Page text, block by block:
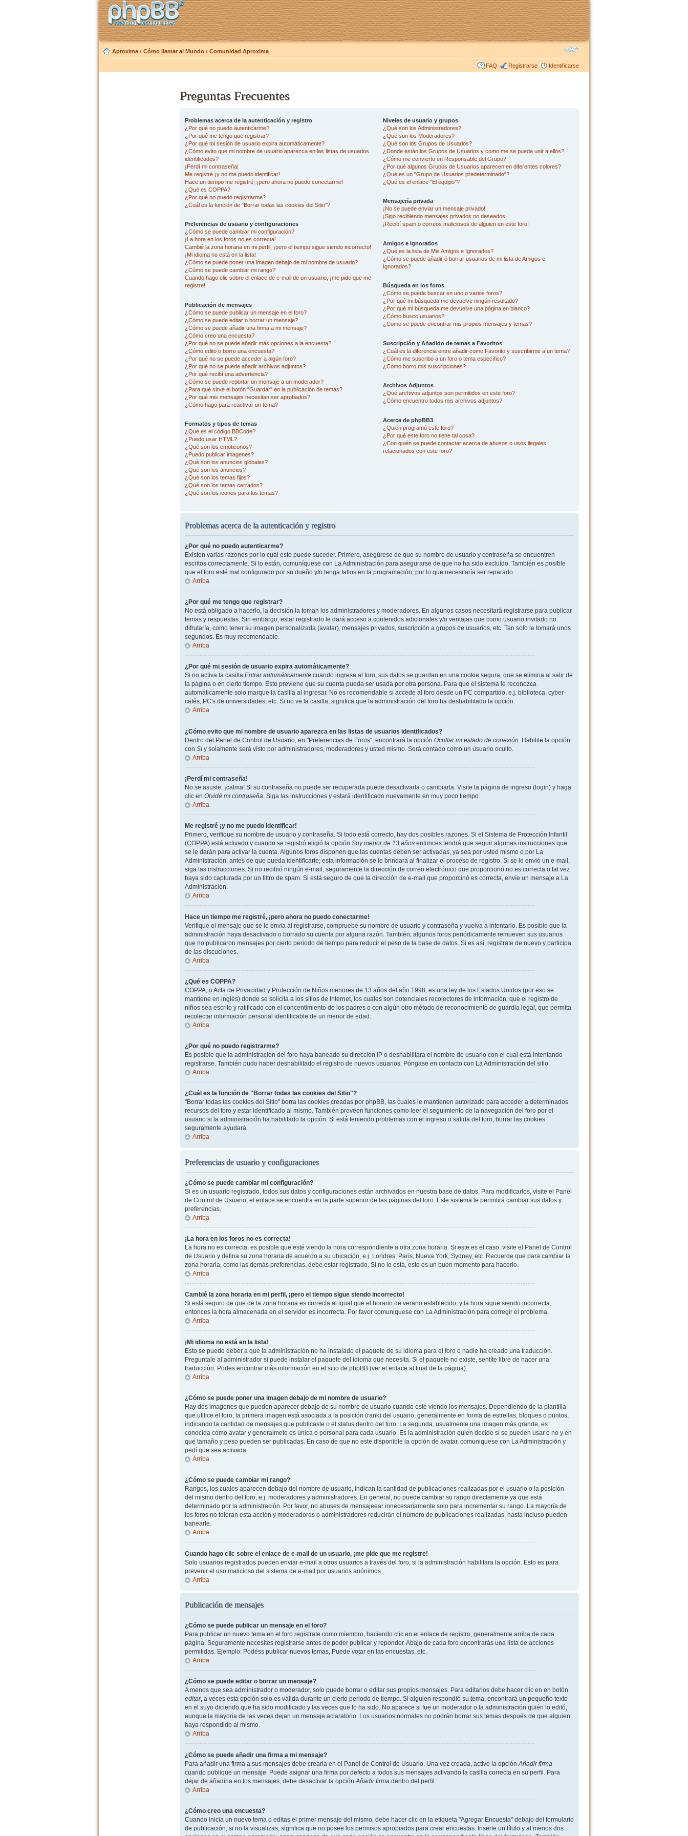
Aproxima ‹ Cómo llamar al Mundo ‹ Comunidad Aproxima
FAQ Registrarse Identificarse
Preguntas Frecuentes
Problemas acerca de la autenticación y registro
¿Por qué no puedo autenticarme?
¿Por qué me tengo que registrar?
¿Por qué mi sesión de usuario expira automáticamente?
¿Cómo evito que mi nombre de usuario aparezca en las listas de usuarios
identificados?
¡Perdí mi contraseña!
Me registré ¡y no me puedo identificar!
Hace un tiempo me registré, ¡pero ahora no puedo conectarme!
¿Qué es COPPA?
¿Por qué no puedo registrarme?
¿Cuál es la función de "Borrar todas las cookies del Sitio"?
Preferencias de usuario y configuraciones
¿Cómo se puede cambiar mi configuración?
¡La hora en los foros no es correcta!
Cambié la zona horaria en mi perfil, ¡pero el tiempo sigue siendo incorrecto!
¡Mi idioma no está en la lista!
¿Cómo se puede poner una imagen debajo de mi nombre de usuario?
¿Cómo se puede cambiar mi rango?
Cuando hago clic sobre el enlace de e-mail de un usuario, ¡me pide que me
registre!
Publicación de mensajes
¿Cómo se puede publicar un mensaje en el foro?
¿Cómo se puede editar o borrar un mensaje?
¿Cómo se puede añadir una firma a mi mensaje?
¿Cómo creo una encuesta?
¿Por qué no se puede añadir más opciones a la encuesta?
¿Cómo edito o borro una encuesta?
¿Por qué no se puede acceder a algún foro?
¿Por qué no se puede añadir archivos adjuntos?
¿Por qué recibí una advertencia?
¿Cómo se puede reportar un mensaje a un moderador?
¿Para qué sirve el botón "Guardar" en la publicación de temas?
¿Por qué mis mensajes necesitan ser aprobados?
¿Cómo hago para reactivar un tema?
Formatos y tipos de temas
¿Qué es el código BBCode?
¿Puedo usar HTML?
¿Qué son los emoticonos?
¿Puedo publicar imagenes?
¿Qué son los anuncios globales?
¿Qué son los anuncios?
¿Qué son los temas fijos?
¿Qué son los temas cerrados?
¿Qué son los iconos para los temas?
Niveles de usuario y grupos
¿Qué son los Administradores?
¿Qué son los Moderadores?
¿Qué son los Grupos de Usuarios?
¿Donde están los Grupos de Usuarios y como me se puede unir a ellos?
¿Cómo me convierto en Responsable del Grupo?
¿Por qué algunos Grupos de Usuarios aparecen en diferentes colores?
¿Qué es un "Grupo de Usuarios predeterminado"?
¿Qué es el enlace "El equipo"?
Mensajería privada
¡No se puede enviar un mensaje privado!
¡Sigo recibiendo mensajes privados no deseados!
¡Recibí spam o correos maliciosos de alguien en este foro!
Amigos e Ignorados
¿Qué es la lista de Mis Amigos e Ignorados?
¿Cómo se puede añadir ó borrar usuarios de mi lista de Amigos e
Ignorados?
Búsqueda en los foros
¿Cómo se puede buscar en uno o varios foros?
¿Por qué mi búsqueda me devuelve ningún resultado?
¿Por qué mi búsqueda me devuelve una página en blanco?
¿Cómo busco usuarios?
¿Como se puede encontrar mis propios mensajes y temas?
Suscripción y Añadido de temas a Favoritos
¿Cuál es la diferencia entre añadir como Favorito y suscribirme a un tema?
¿Cómo me suscribo a un foro o tema específico?
¿Cómo borro mis suscripciones?
Archivos Adjuntos
¿Qué archivos adjuntos son permitidos en este foro?
¿Cómo encuentro todos mis archivos adjuntos?
Acerca de phpBB3
¿Quién programó este foro?
¿Por qué este foro no tiene tal cosa?
¿Con quién se puede contactar acerca de abusos o usos ilegales
relacionados con este foro?
Problemas acerca de la autenticación y registro
¿Por qué no puedo autenticarme?
Existen varias razones por lo cuál esto puede suceder. Primero, asegúrese de que su nombre de usuario y contraseña se encuentren
escritos correctamente. Si lo están, comuníquese con La Administración para asegurarse de que no ha sido excluído. También es posible
que el foro esté mal configurado por su dueño y/o tenga fallos en la programación, por lo que necesitaría ser reparado.
Arriba
¿Por qué me tengo que registrar?
No está obligado a hacerlo, la decisión la toman los administradores y moderadores. En algunos casos necesitará registrarse para publicar
temas y respuestas. Sin embargo, estar registrado le dará acceso a contenidos adicionales y/o ventajas que como usuario invitado no
difrutaría, como tener su imagen personalizada (avatar), mensajes privados, suscripción a grupos de usuarios, etc. Tan solo le tomará unos
segundos. Es muy recomendable.
Arriba
¿Por qué mi sesión de usuario expira automáticamente?
Si no activa la casilla Entrar automáticamentecuando ingresa al foro, sus datos se guardan en una cookie segura, que se elimina al salir de
la página o en cierto tiempo. Esto previene que su cuenta pueda ser usada por otra persona. Para que el sistema le reconozca
automáticamente solo marque la casilla al ingresar. No es recomendable si accede al foro desde un PC compartido, e.j. biblioteca, cyber-
cafés, PC's de universidades, etc. Si no ve la casilla, significa que la administración del foro ha deshabilitado la opción.
Arriba
¿Cómo evito que mi nombre de usuario aparezca en las listas de usuarios identificados?
Dentro del Panel de Control de Usuario, en "Preferencias de Foros", encontrará la opción Ocultar mi estado de conexión . Habilite la opción
con SIy solamente será visto por administradores, moderadores y usted mismo. Será contado como un usuario oculto.
Arriba
¡Perdí mi contraseña!
No se asuste, ¡calma! Si su contraseña no puede ser recuperada puede desactivarla o cambiarla. Visite la página de ingreso (login) y haga
clic en Olvidé mi contraseña. Siga las instrucciones y estará identificado nuevamente en muy poco tiempo.
Arriba
Me registré ¡y no me puedo identificar!
Primero, verifique su nombre de usuario y contraseña. Si todo está correcto, hay dos posibles razones. Si el Sistema de Protección Infantil
(COPPA) está activado y cuando se registró eligió la opción Soy menor de 13 añosentonces tendrá que seguir algunas instrucciones que
se le darán para activar la cuenta. Algunos foros disponen que las cuentas deben ser activadas, ya sea por usted mismo o por La
Administración, antes de que pueda identificarte; esta información se le brindará al finalizar el proceso de registro. Si se le envió un e-mail,
siga las instrucciones. Si no recibió ningún e-mail, seguramente la dirección de correo electrónico que proporcionó no es correcta o tal vez
haya sido capturada por un filtro de spam. Si está seguro de que la dirección de e-mail que proporcinó es correcta, envíe un mensaje a La
Administración.
Arriba
Hace un tiempo me registré, ¡pero ahora no puedo conectarme!
Verifique el mensaje que se le envia al registrarse, compruebe su nombre de usuario y contraseña y vuelva a intentarlo. Es posible que la
administración haya desactivado o borrado su cuenta por alguna razón. También, algunos foros periódicamente remueven sus usuarios
que no publicaron mensajes por cierto periodo de tiempo para reducir el peso de la base de datos. Si es así, registrate de nuevo y participa
de las discuciones.
Arriba
¿Qué es COPPA?
COPPA, o Acta de Privacidad y Protección de Niños menores de 13 años del año 1998, es una ley de los Estados Unidos (por eso se
mantiene en inglés) donde se solicita a los sitios de Internet, los cuales son potenciales recolectores de información, que el registro de
niños sea escrito y ratificado con el concentimiento de los padres o con algún otro método de reconocimiento de guardia legal, que permita
recolectar información personal identificable de un menor de edad.
Arriba
¿Por qué no puedo registrarme?
Es posible que la administración del foro haya baneado su dirección IP o deshabilitara el nombre de usuario con el cual está intentando
registrarse. También pudo haber deshabilitado el registro de nuevos usuarios. Póngase en contacto con La Administración del sitio.
Arriba
¿Cuál es la función de "Borrar todas las cookies del Sitio"?
"Borrar todas las cookies del Sitio" borra las cookies creadas por phpBB, las cuales le mantienen autorizado para acceder a determinados
recursos del foro y estar identificado al mismo. También proveen funciones como leer el seguimiento de la navegación del foro por el
usuario si la administración ha habilitado la opción. Si está teniendo problemas con el ingreso o salida del foro, borrar las cookies
seguramente ayudará.
Arriba
Preferencias de usuario y configuraciones
¿Cómo se puede cambiar mi configuración?
Si es un usuario registrado, todos sus datos y configuraciones están archivados en nuestra base de datos. Para modificarlos, visite el Panel
de Control de Usuario; el enlace se encuentra en la parte superior de las páginas del foro. Este sistema le permitirá cambiar sus datos y
preferencias.
Arriba
¡La hora en los foros no es correcta!
La hora no es correcta, es posible que esté viendo la hora correspondiente a otra zona horaria. Si este es el caso, visite el Panel de Control
de Usuario y defina su zona horaria de acuerdo a su ubicación, e.j. Londres, París, Nueva York, Sydney, etc. Recuerde que para cambiar la
zona horaria, como las demás preferencias, debe estar registrado. Si no lo está, este es un buen momento para hacerlo.
Arriba
Cambié la zona horaria en mi perfil, ¡pero el tiempo sigue siendo incorrecto!
Si está seguro de que de la zona horaria es correcta al igual que el horario de verano establecido, y la hora sigue siendo incorrecta,
entonces la hora almacenada en el servidor es incorrecta. Por favor comuniquese con La Administración para corregir el problema.
Arriba
¡Mi idioma no está en la lista!
Esto se puede deber a que la administración no ha instalado el paquete de su idioma para el foro o nadie ha creado una traducción.
Preguntale al administrador si puede instalar el paquete del idioma que necesita. Si el paquete no existe, sentíte libre de hacer una
traducción. Podes encontrar más información en el sitio de phpBB (ver el enlace al final de la página).
Arriba
¿Cómo se puede poner una imagen debajo de mi nombre de usuario?
Hay dos imagenes que pueden aparecer debajo de su nombre de usuario cuando esté viendo los mensajes. Dependiendo de la plantilla
que utilice el foro, la primera imagen está asociada a la posición (rank) del usuario, generalmente en forma de estrellas, bloques o puntos,
indicando la cantidad de mensajes que publicaste o el status dentro del foro. La segunda, usualmente una imagen más grande, es
conocida como avatar y generalmete es única o personal para cada usuario. Es la administración quien decide si se pueden usar o no y en
que tamaño y peso pueden ser publicadas. En caso de que no este disponible la opción de avatar, comuniquese con La Administración y
pedí que sea activada.
Arriba
¿Cómo se puede cambiar mi rango?
Rangos, los cuales aparecen debajo del nombre de usuario, indican la cantidad de publicaciones realizadas por el usuario o la posición
del mismo dentro del foro, e.j. moderadores y administradores. En general, no puede cambiar su rango directamente ya que está
determinado por la administración. Por favor, no abuses de mensajeear innecesariamente solo para incrementar su rango. La mayoría de
los foros no toleran esta acción y moderadores o administradores reducirán el número de publicaciones realizadas, hasta incluso pueden
banearle.
Arriba
Cuando hago clic sobre el enlace de e-mail de un usuario, ¡me pide que me registre!
Solo usuarios registrados pueden enviar e-mail a otros usuarios a través del foro, si la administración habilitara la opción. Esto es para
prevenir el uso malicioso del sistema de e-mail por usuarios anónimos.
Arriba
Publicación de mensajes
¿Cómo se puede publicar un mensaje en el foro?
Para publicar un nuevo tema en el foro registrate como miembro, haciendo clic en el enlace de registro, generalmente arriba de cada
página. Seguramente necesites registrarse antes de poder publicar y reponder. Abajo de cada foro encontrarás una lista de acciones
permitidas. Ejemplo: Podéss publicar nuevos temas, Puede votar en las encuestas, etc.
Arriba
¿Cómo se puede editar o borrar un mensaje?
A menos que sea administrador o moderador, solo puede borrar o editar sus propios mensajes. Para editarlos debe hacer clic en en botón
editar, a veces esta opción solo es válida durante un cierto periodo de tiempo. Si alguien respondió su tema, encontrará un pequeño texto
en el suyo diciendo que ha sido modificado y las veces que lo ha sido. No aparece si fue un moderador o la administración quién lo editó,
aunque la mayoria de las veces dejan un mensaje aclaratorio. Los usuarios normales no podrán borrar sus temas después de que alguien
haya respondido al mismo.
Arriba
¿Cómo se puede añadir una firma a mi mensaje?
Para añadir una firma a sus mensajes debe crearla en el Panel de Control de Usuario. Una vez creada, active la opción Añadir firma
cuando publique un mensaje. Puede asignar una firma por defecto a todos sus mensajes activando la casilla correcta en su perfil. Para
dejar de añadirla en los mensajes, debe desactivar la opción Añadir firma dentro del perfil.
Arriba
¿Cómo creo una encuesta?
Cuando inicia un nuevo tema o editas el primer mensaje del mismo, debe hacer clic en la etiqueta "Agregar Encuesta" debajo del formulario
de publicación; si no la visualizas, significa que no posee los permisos apropiados para crear encuestas. Inserte un título y al menos dos